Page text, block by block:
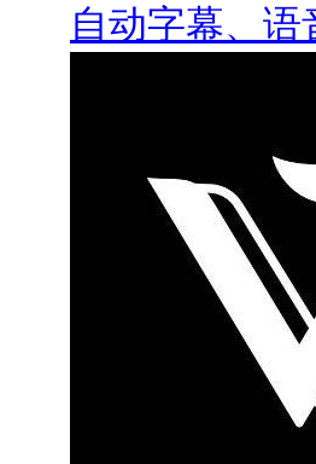
自动字幕、语